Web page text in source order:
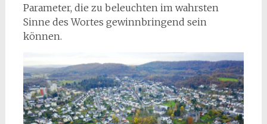
Parameter, die zu beleuchten im wahrsten
Sinne des Wortes gewinnbringend sein
können.